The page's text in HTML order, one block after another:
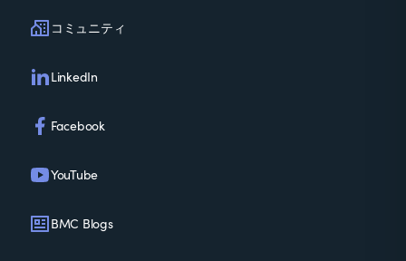
コミュニティ
LinkedIn
Facebook
YouTube
BMC Blogs